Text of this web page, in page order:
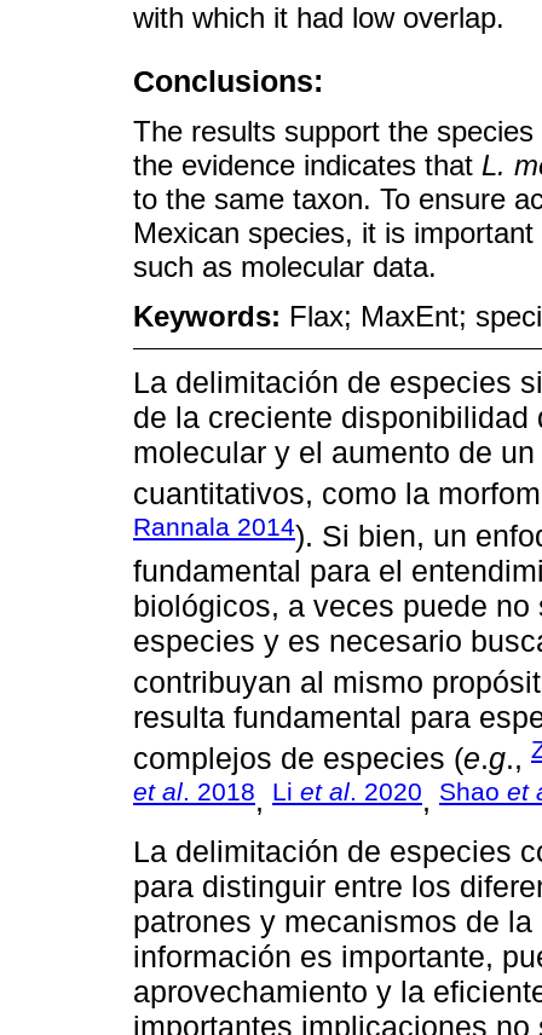
with which it had low overlap.
Conclusions:
The results support the
the evidence indicates that L.
to the same taxon. To ensure
Mexican species, it is
such as molecular data.
Keywords: Flax; MaxEnt;
La delimitación de especies
de la creciente
molecular y el aumento de
cuantitativos, como la
Rannala 2014). Si bien, un
fundamental para el
biológicos, a veces puede
especies y es necesario
contribuyan al mismo
resulta fundamental para
complejos de especies (e.g.,
et al. 2018, Li et al. 2020, Shao et
La delimitación de especies
para distinguir entre los
patrones y mecanismos de
información es importante,
aprovechamiento y la
importantes implicaciones